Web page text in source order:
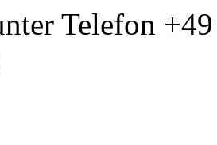
Telefon